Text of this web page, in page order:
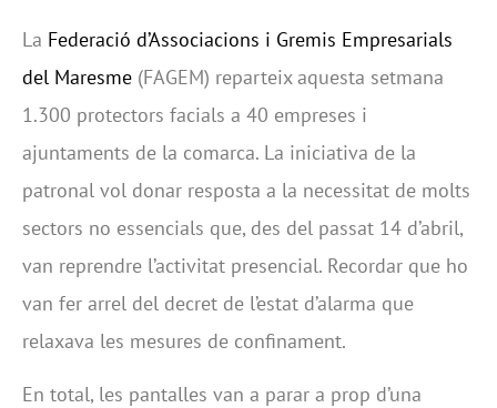
La Federació d’Associacions i Gremis Empresarials
del Maresme (FAGEM) reparteix aquesta setmana
1.300 protectors facials a 40 empreses i
ajuntaments de la comarca. La iniciativa de la
patronal vol donar resposta a la necessitat de molts
sectors no essencials que, des del passat 14 d’abril,
van reprendre l’activitat presencial. Recordar que ho
van fer arrel del decret de l’estat d’alarma que
relaxava les mesures de confinament.
En total, les pantalles van a parar a prop d’una